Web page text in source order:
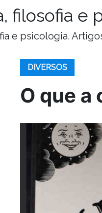
filosofia e
e psicologia.
DIVERSOS
O que a